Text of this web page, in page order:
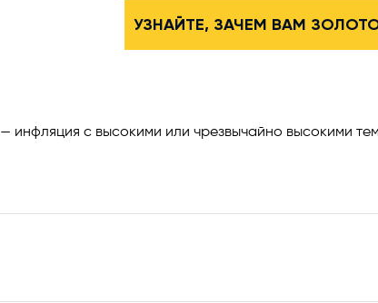
УЗНАЙТЕ, ЗАЧЕМ ВАМ
— инфляция с высокими или чрезвычайно высокими